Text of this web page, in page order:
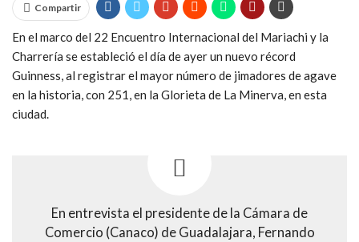
Compartir
En el marco del 22 Encuentro Internacional del Mariachi y la
Charrería se estableció el día de ayer un nuevo récord
Guinness, al registrar el mayor número de jimadores de agave
en la historia, con 251, en la Glorieta de La Minerva, en esta
ciudad.
En entrevista el presidente de la Cámara de
Comercio (Canaco) de Guadalajara, Fernando